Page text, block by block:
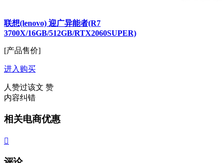
联想(lenovo) 迎广异能者(R7
3700X/16GB/512GB/RTX2060SUPER)
[产品售价]
进入购买
人赞过该文 赞
内容纠错
相关电商优惠
